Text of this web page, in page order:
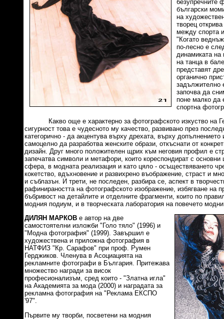
безупречните
български
на
творец
между спорта
"Когато
по-лесно е
динамиката
на танца в
представят
органично
задължително
започва да
поне малко да
спортна
Какво още е характерно за фотографското изкуство на
сигурност това е чудесното му качество, развивано през
категорично - да акцентува върху дрехата, върху
самоцелно да разработва женските образи, откъснати от
дизайн. Друг много положителен щрих към неговия профил е
запечатва символи и метафори, които кореспондират с основни
сфера, в модната реализация и като цяло - осъществяването
кокетство, вдъхновение и развихрено въображение, страст и
и съблазън. И трети, не последен, разбира се, аспект в
рафинираността на фотографското изображение, избягване на
бъбривост на детайлите и отделните фрагменти, които по
модния подиум, и в творческата лаборатория на повечето
ДИЛЯН МАРКОВ е автор на две
самостоятелни изложби "Голо тяло" (1996) и
"Модна фотография" (1999). Завършил е
художествена и приложна фотография в
НАТФИЗ "Кр. Сарафов" при проф. Румен
Герджиков. Членува в Асоциацията на
рекламните фотографи в България. Притежава
множество награди за висок
професионализъм, сред които - "Златна игла"
на Академията за мода (2000) и наградата за
рекламна фотография на "Реклама ЕКСПО
'97".
Първите му творби, посветени на модния